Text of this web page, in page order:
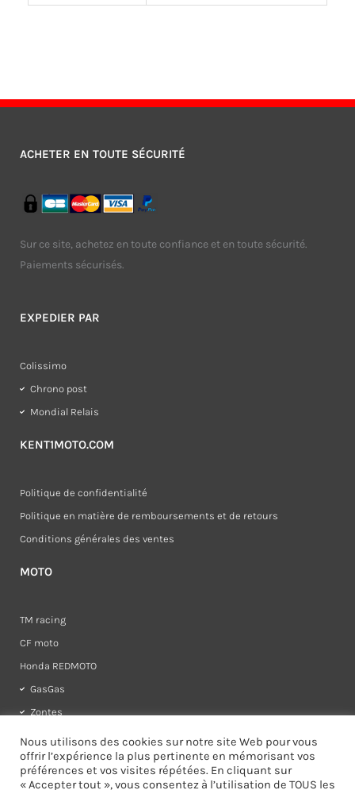
MOTO
TM racing
CF moto
Honda REDMOTO
GasGas
Zontes
KENT1MOTO.COM
Politique de confidentialité
Politique en matière de remboursements et de retours
Conditions générales des ventes
EXPEDIER PAR
Colissimo
Chrono post
Mondial Relais
ACHETER EN TOUTE SÉCURITÉ
Sur ce site, achetez en toute confiance et en toute sécurité.
Paiements sécurisés.
Nous utilisons des cookies sur notre site Web pour vous
offrir l’expérience la plus pertinente en mémorisant vos
préférences et vos visites répétées. En cliquant sur
« Accepter tout », vous consentez à l’utilisation de TOUS les